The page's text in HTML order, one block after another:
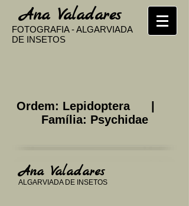
​Ana Valadares
FOTOGRAFIA - ALGARVIADA
DE INSETOS
Ordem: Lepidoptera |
Família: Psychidae
Ana Valadares
ALGARVIADA DE INSETOS